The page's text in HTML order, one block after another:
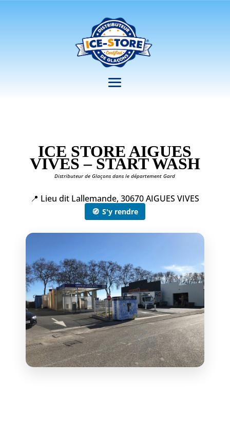
ICE STORE AIGUES
VIVES – START WASH
Distributeur de Glaçons dans le département Gard
📍 Lieu dit Lallemande, 30670 AIGUES VIVES
🧭 S'y rendre